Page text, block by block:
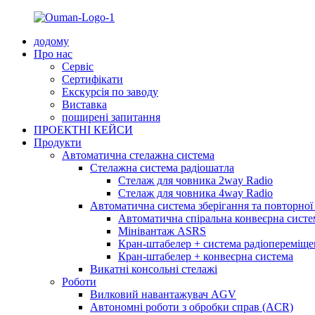
додому
Про нас
Сервіс
Сертифікати
Екскурсія по заводу
Виставка
поширені запитання
ПРОЕКТНІ КЕЙСИ
Продукти
Автоматична стелажна система
Стелажна система радіошатла
Стелаж для човника 2way Radio
Стелаж для човника 4way Radio
Автоматична система зберігання та повторної
Автоматична спіральна конвеєрна
Мінівантаж ASRS
Кран-штабелер + система
Кран-штабелер + конвеєрна система
Викатні консольні стелажі
Роботи
Вилковий навантажувач AGV
Автономні роботи з обробки справ (ACR)